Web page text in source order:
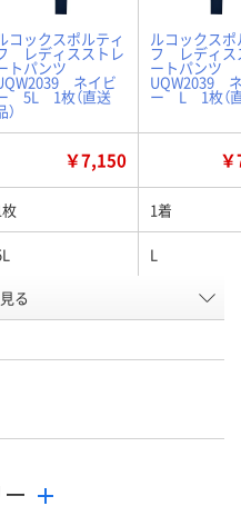
コックスポルティ
レディスストレ
トパンツ
ネイビ
5L 1枚（直送
）
ルコックス
フ レディス
ートパンツ
UQW2039
ー L 1枚（直
￥7,150
1着
L
XN33899
カゴへ
る